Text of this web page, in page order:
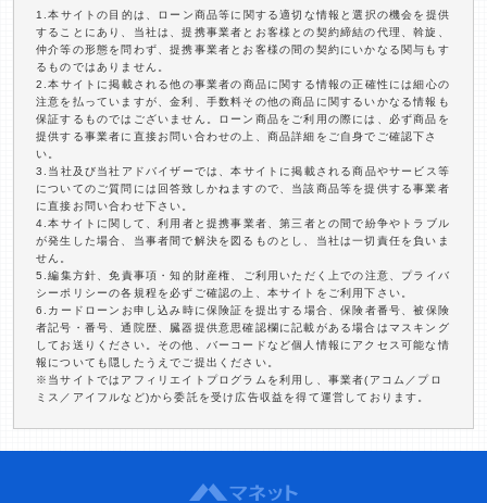
1.本サイトの目的は、ローン商品等に関する適切な情報と選択の機会を提供
することにあり、当社は、提携事業者とお客様との契約締結の代理、斡旋、
仲介等の形態を問わず、提携事業者とお客様の間の契約にいかなる関与もす
るものではありません。
2.本サイトに掲載される他の事業者の商品に関する情報の正確性には細心の
注意を払っていますが、金利、手数料その他の商品に関するいかなる情報も
保証するものではございません。ローン商品をご利用の際には、必ず商品を
提供する事業者に直接お問い合わせの上、商品詳細をご自身でご確認下さ
い。
3.当社及び当社アドバイザーでは、本サイトに掲載される商品やサービス等
についてのご質問には回答致しかねますので、当該商品等を提供する事業者
に直接お問い合わせ下さい。
4.本サイトに関して、利用者と提携事業者、第三者との間で紛争やトラブル
が発生した場合、当事者間で解決を図るものとし、当社は一切責任を負いま
せん。
5.編集方針、免責事項・知的財産権、ご利用いただく上での注意、プライバ
シーポリシーの各規程を必ずご確認の上、本サイトをご利用下さい。
6.カードローンお申し込み時に保険証を提出する場合、保険者番号、被保険
者記号・番号、通院歴、臓器提供意思確認欄に記載がある場合はマスキング
してお送りください。その他、バーコードなど個人情報にアクセス可能な情
報についても隠したうえでご提出ください。
※当サイトではアフィリエイトプログラムを利用し、事業者(アコム／プロ
ミス／アイフルなど)から委託を受け広告収益を得て運営しております。